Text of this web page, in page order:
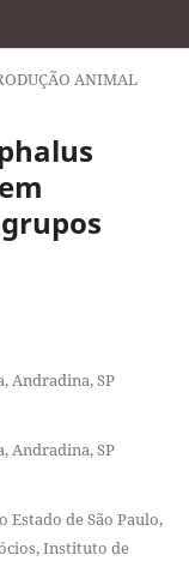
ANIMAL
Andradina, SP
Andradina, SP
de São Paulo,
Instituto de